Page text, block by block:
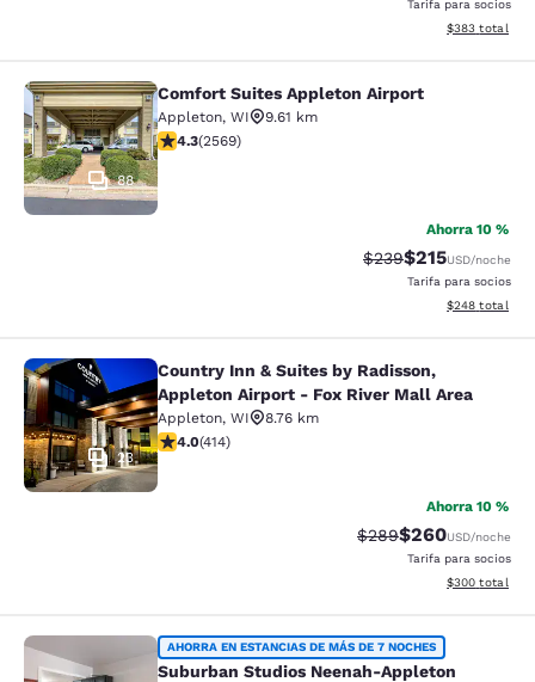
Tarifa para socios
Ver detalles
$383 total
Comfort Suites Appleton Airport
88
Comfort Suites Appleton Airport
Appleton, WI
9.61 km
calificación de 4.25 estrellas. Excelente. 2569 reseñas
4.3(2569)
Ahorra 10 %
Precio tachado:
$239Precio con
$215USD/noche
Tarifa para socios
Ver detalles
$248 total
Country Inn & Suites by Radisson,
23
Country Inn & Suites by Radisson,
Appleton Airport - Fox River Mall Area
Appleton, WI
8.76 km
calificación de 3.96 estrellas. Bueno. 414 reseñas
4.0(414)
Ahorra 10 %
Precio tachado:
$289Precio con
$260USD/noche
Tarifa para socios
Ver detalles
$300 total
Suburban Studios Neenah-Appleton
AHORRA EN ESTANCIAS DE MÁS DE 7 NOCHES
Suburban Studios Neenah-Appleton